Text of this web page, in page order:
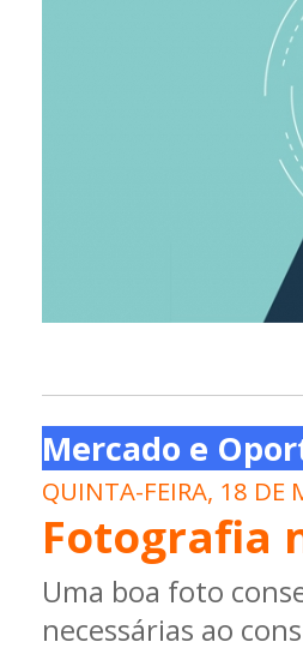
Mercado e
QUINTA-FEIRA, 18 DE
Fotografia
Uma boa foto
necessárias ao